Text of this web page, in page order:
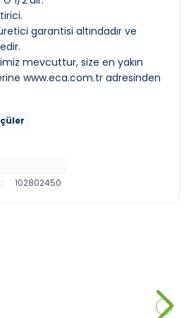
garantisi altındadır ve
mevcuttur, size en yakın
www.eca.com.tr adresinden
: 102802450